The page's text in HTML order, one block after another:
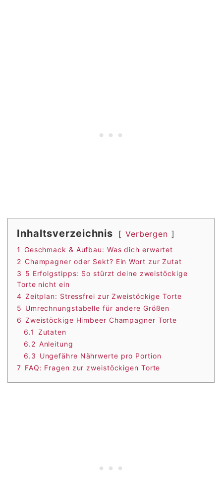
Inhaltsverzeichnis Verbergen
1 Geschmack & Aufbau: Was dich erwartet
2 Champagner oder Sekt? Ein Wort zur Zutat
3 5 Erfolgstipps: So stürzt deine zweistöckige
Torte nicht ein
4 Zeitplan: Stressfrei zur Zweistöckige Torte
5 Umrechnungstabelle für andere Größen
6 Zweistöckige Himbeer Champagner Torte
6.1 Zutaten
6.2 Anleitung
6.3 Ungefähre Nährwerte pro Portion
7 FAQ: Fragen zur zweistöckigen Torte